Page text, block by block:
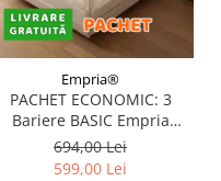
Empria®
PACHET ECONOMIC: 3
Bariere BASIC Empria
protectie pat 160X200 cm +
bara stabilizatoare
694,00 Lei
599,00 Lei